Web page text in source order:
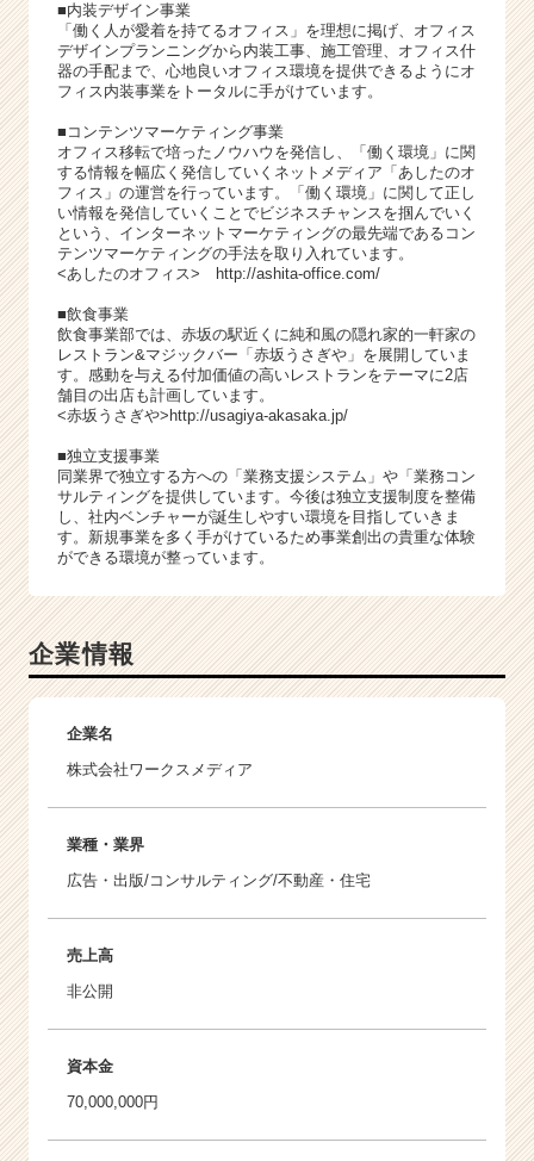
■内装デザイン事業
「働く人が愛着を持てるオフィス」を理想に掲げ、オフィス
デザインプランニングから内装工事、施工管理、オフィス什
器の手配まで、心地良いオフィス環境を提供できるようにオ
フィス内装事業をトータルに手がけています。
■コンテンツマーケティング事業
オフィス移転で培ったノウハウを発信し、「働く環境」に関
する情報を幅広く発信していくネットメディア「あしたのオ
フィス」の運営を行っています。「働く環境」に関して正し
い情報を発信していくことでビジネスチャンスを掴んでいく
という、インターネットマーケティングの最先端であるコン
テンツマーケティングの手法を取り入れています。
<あしたのオフィス> http://ashita-office.com/
■飲食事業
飲食事業部では、赤坂の駅近くに純和風の隠れ家的一軒家の
レストラン&マジックバー「赤坂うさぎや」を展開していま
す。感動を与える付加価値の高いレストランをテーマに2店
舗目の出店も計画しています。
<赤坂うさぎや>http://usagiya-akasaka.jp/
■独立支援事業
同業界で独立する方への「業務支援システム」や「業務コン
サルティングを提供しています。今後は独立支援制度を整備
し、社内ベンチャーが誕生しやすい環境を目指していきま
す。新規事業を多く手がけているため事業創出の貴重な体験
ができる環境が整っています。
企業情報
企業名
株式会社ワークスメディア
業種・業界
広告・出版/コンサルティング/不動産・住宅
売上高
非公開
資本金
70,000,000円